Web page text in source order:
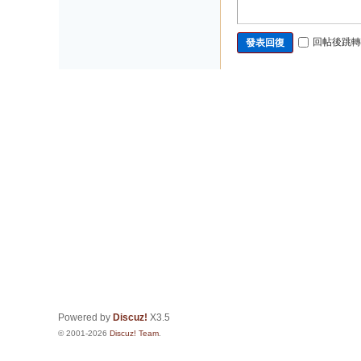
發表回復 回帖後跳
Powered by Discuz! X3.5
© 2001-2026 Discuz! Team